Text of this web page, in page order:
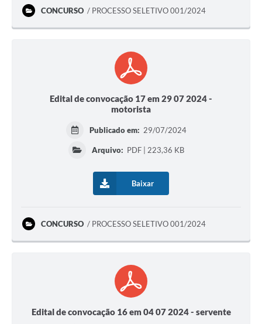
CONCURSO PROCESSO SELETIVO 001/2024
Edital de convocação 17 em 29 07 2024 -
motorista
Publicado em: 29/07/2024
Arquivo: PDF | 223,36 KB
Baixar
CONCURSO PROCESSO SELETIVO 001/2024
Edital de convocação 16 em 04 07 2024 - servente